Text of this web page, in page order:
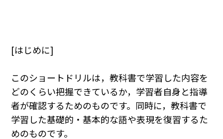
[はじめに]
このショートドリルは，教科書で学習した内容を
どのくらい把握できているか，学習者自身と指導
者が確認するためのものです。同時に，教科書で
学習した基礎的・基本的な語や表現を復習するた
めのものです。